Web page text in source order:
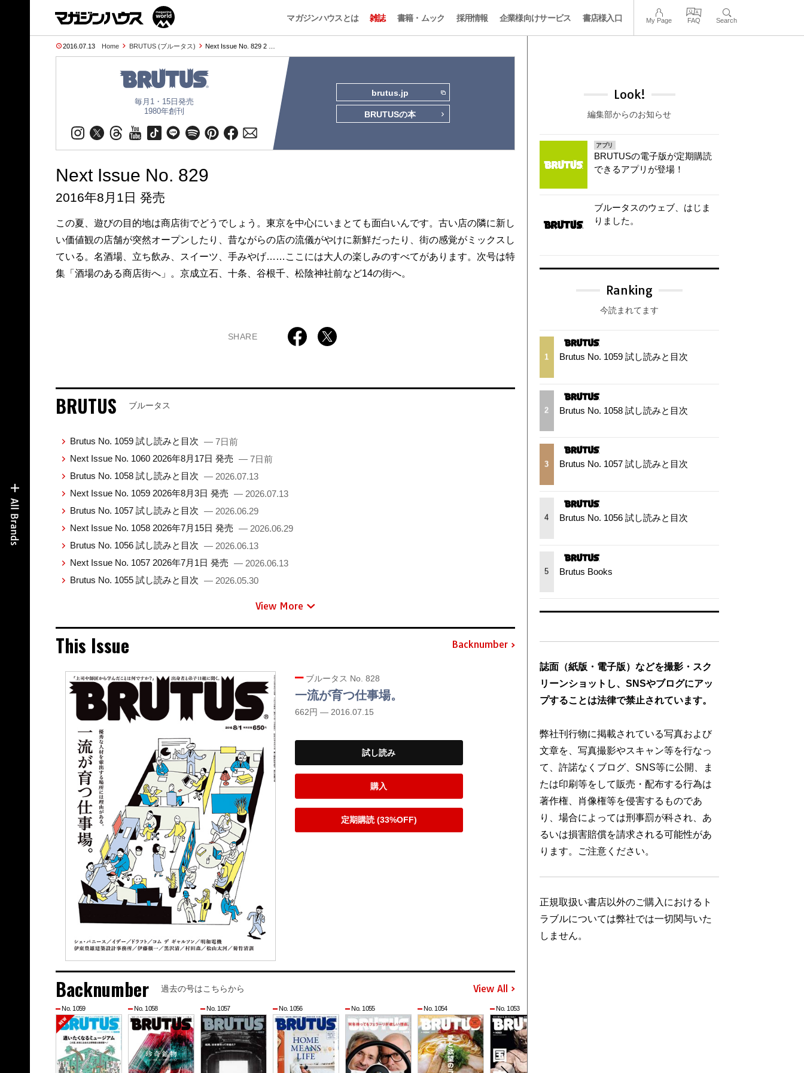
マガジンハウスとは 雑誌 書籍・ムック 採用情報 企業様向けサービス 書店様入口 My Page FAQ Search
2016.07.13 Home BRUTUS (ブルータス) Next Issue No. 829 2 …
毎月1・15日発売
1980年創刊
brutus.jp
BRUTUSの本
Next Issue No. 829
2016年8月1日 発売
この夏、遊びの目的地は商店街でどうでしょう。東京を中心にいまとても面白いんです。古い店の隣に新し
い価値観の店舗が突然オープンしたり、昔ながらの店の流儀がやけに新鮮だったり、街の感覚がミックスし
ている。名酒場、立ち飲み、スイーツ、手みやげ……ここには大人の楽しみのすべてがあります。次号は特
集「酒場のある商店街へ」。京成立石、十条、谷根千、松陰神社前など14の街へ。
SHARE
BRUTUS ブルータス
Brutus No. 1059 試し読みと目次 — 7日前
Next Issue No. 1060 2026年8月17日 発売 — 7日前
Brutus No. 1058 試し読みと目次 — 2026.07.13
Next Issue No. 1059 2026年8月3日 発売 — 2026.07.13
Brutus No. 1057 試し読みと目次 — 2026.06.29
Next Issue No. 1058 2026年7月15日 発売 — 2026.06.29
Brutus No. 1056 試し読みと目次 — 2026.06.13
Next Issue No. 1057 2026年7月1日 発売 — 2026.06.13
Brutus No. 1055 試し読みと目次 — 2026.05.30
View More
This Issue Backnumber
ブルータス No. 828
一流が育つ仕事場。
662円 — 2016.07.15
試し読み
購入
定期購読 (33%OFF)
Backnumber 過去の号はこちらから View All
No. 1059 No. 1058 No. 1057 No. 1056 No. 1055 No. 1054 No. 1053
Look!
編集部からのお知らせ
アプリ
BRUTUSの電子版が定期購読
できるアプリが登場！
ブルータスのウェブ、はじま
りました。
Ranking
今読まれてます
1 Brutus No. 1059 試し読みと目次
2 Brutus No. 1058 試し読みと目次
3 Brutus No. 1057 試し読みと目次
4 Brutus No. 1056 試し読みと目次
5 Brutus Books
誌面（紙版・電子版）などを撮影・スク
リーンショットし、SNSやブログにアッ
プすることは法律で禁止されています。
弊社刊行物に掲載されている写真および
文章を、写真撮影やスキャン等を行なっ
て、許諾なくブログ、SNS等に公開、ま
たは印刷等をして販売・配布する行為は
著作権、肖像権等を侵害するものであ
り、場合によっては刑事罰が科され、あ
るいは損害賠償を請求される可能性があ
ります。ご注意ください。
正規取扱い書店以外のご購入におけるト
ラブルについては弊社では一切関与いた
しません。